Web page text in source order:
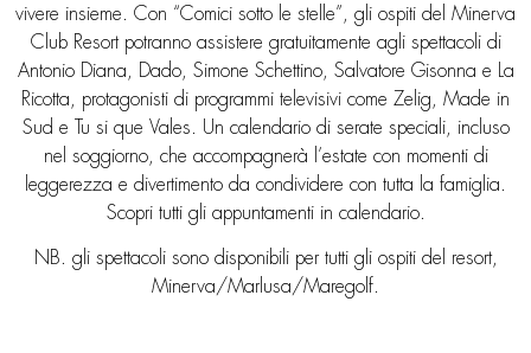
vivere insieme. Con “Comici sotto le stelle”, gli ospiti del Minerva
Club Resort potranno assistere gratuitamente agli spettacoli di
Antonio Diana, Dado, Simone Schettino, Salvatore Gisonna e La
Ricotta, protagonisti di programmi televisivi come Zelig, Made in
Sud e Tu si que Vales. Un calendario di serate speciali, incluso
nel soggiorno, che accompagnerà l’estate con momenti di
leggerezza e divertimento da condividere con tutta la famiglia.
Scopri tutti gli appuntamenti in calendario.
NB. gli spettacoli sono disponibili per tutti gli ospiti del resort,
Minerva/Marlusa/Maregolf.